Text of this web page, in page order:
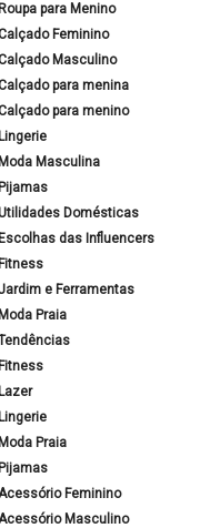
para Menino
Feminino
Masculino
para menina
para menino
Masculina
Domésticas
das Influencers
e Ferramentas
Praia
Praia
Feminino
Masculino